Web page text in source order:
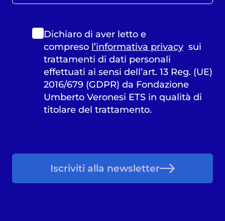
Dichiaro di aver letto e
compreso l’informativa privacysui
trattamenti di dati personali
effettuati ai sensi dell’art. 13 Reg. (UE)
2016/679 (GDPR) da Fondazione
Umberto Veronesi ETS in qualità di
titolare del trattamento.
Iscriviti alla newsletter